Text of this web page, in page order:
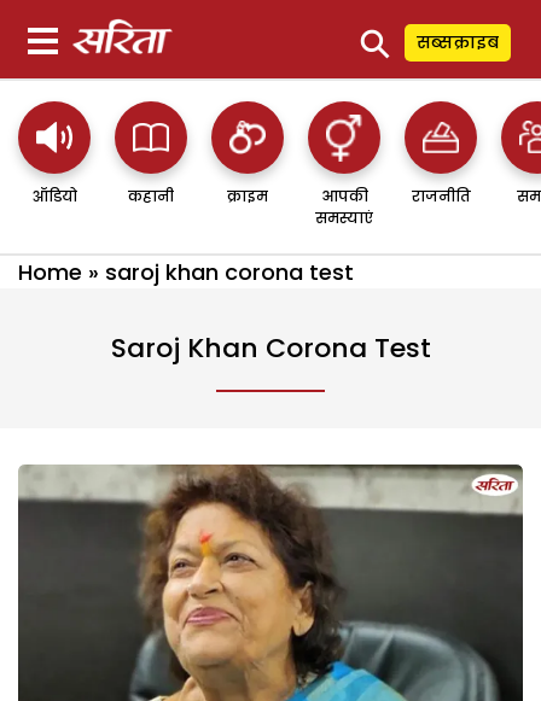
⚲ सब्सक्राइब
ऑडियो कहानी क्राइम
आपकी
समस्याएं
राजनीति
Home » saroj khan corona test
Saroj Khan Corona Test